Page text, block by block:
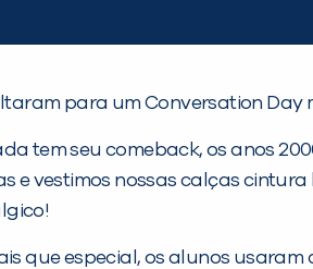
para um Conversation Day
tem seu comeback, os anos
e vestimos nossas calças
que especial, os alunos